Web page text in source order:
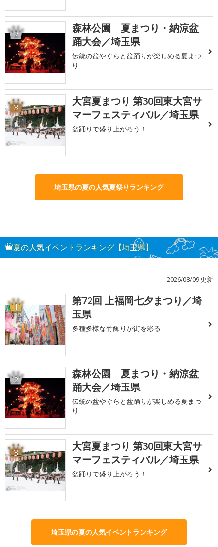
2
森林公園 夏まつり・納涼盆
踊大会／埼玉県
伝統の盆やぐらと盆踊りが楽しめる夏まつ
り
3
大宮夏まつり 第30回東大宮サ
マーフェスティバル／埼玉県
盆踊りで盛り上がろう！
埼玉県の夏の人気夏祭りランキング
夏の人気イベントランキング【埼玉県】
2026/08/09 更新
1
第72回 上福岡七夕まつり／埼
玉県
多種多様な竹飾りが街を彩る
2
森林公園 夏まつり・納涼盆
踊大会／埼玉県
伝統の盆やぐらと盆踊りが楽しめる夏まつ
り
3
大宮夏まつり 第30回東大宮サ
マーフェスティバル／埼玉県
盆踊りで盛り上がろう！
埼玉県の夏の人気イベントランキング